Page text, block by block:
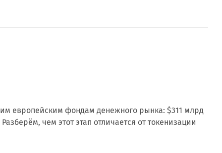
европейским фондам денежного рынка: $311 млрд
чем этот этап отличается от токенизации